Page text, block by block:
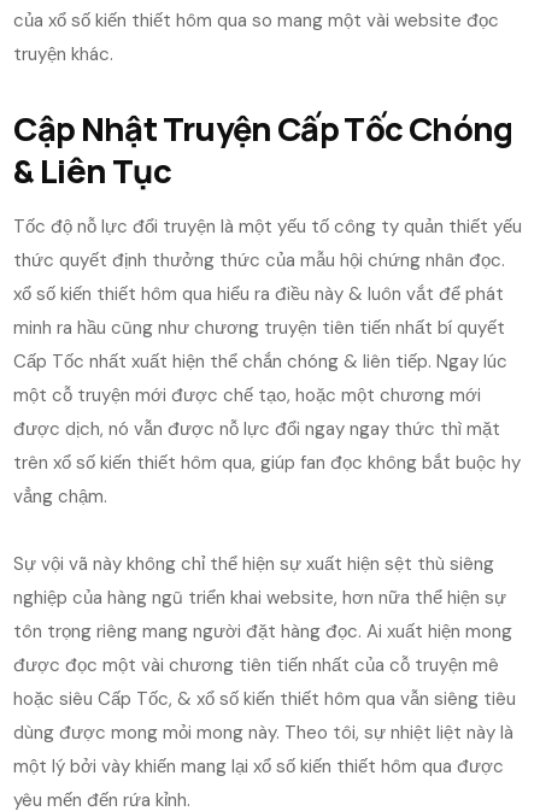
của xổ số kiến thiết hôm qua so mang một vài website đọc
truyện khác.
Cập Nhật Truyện Cấp Tốc Chóng
& Liên Tục
Tốc độ nỗ lực đổi truyện là một yếu tố công ty quản thiết yếu
thức quyết định thưởng thức của mẫu hội chứng nhân đọc.
xổ số kiến thiết hôm qua hiểu ra điều này & luôn vắt để phát
minh ra hầu cũng như chương truyện tiên tiến nhất bí quyết
Cấp Tốc nhất xuất hiện thể chắn chóng & liên tiếp. Ngay lúc
một cỗ truyện mới được chế tạo, hoặc một chương mới
được dịch, nó vẫn được nỗ lực đổi ngay ngay thức thì mặt
trên xổ số kiến thiết hôm qua, giúp fan đọc không bắt buộc hy
vẳng chậm.
Sự vội vã này không chỉ thể hiện sự xuất hiện sệt thù siêng
nghiệp của hàng ngũ triển khai website, hơn nữa thể hiện sự
tôn trọng riêng mang người đặt hàng đọc. Ai xuất hiện mong
được đọc một vài chương tiên tiến nhất của cỗ truyện mê
hoặc siêu Cấp Tốc, & xổ số kiến thiết hôm qua vẫn siêng tiêu
dùng được mong mỏi mong này. Theo tôi, sự nhiệt liệt này là
một lý bởi vày khiến mang lại xổ số kiến thiết hôm qua được
yêu mến đến rứa kỉnh.